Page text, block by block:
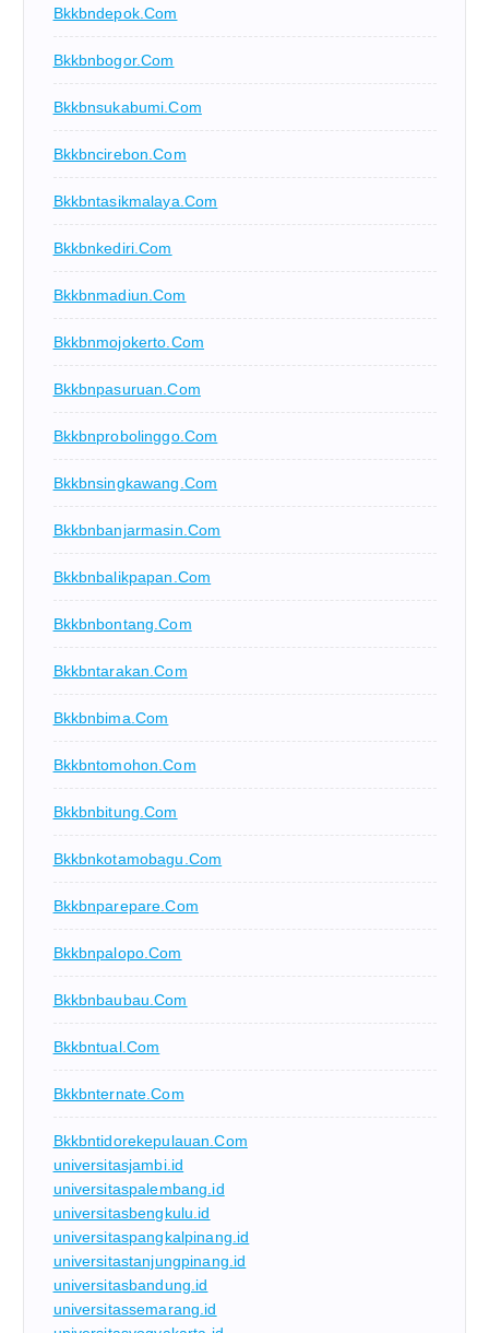
Bkkbndepok.com
Bkkbnbogor.com
Bkkbnsukabumi.com
Bkkbncirebon.com
Bkkbntasikmalaya.com
Bkkbnkediri.com
Bkkbnmadiun.com
Bkkbnmojokerto.com
Bkkbnpasuruan.com
Bkkbnprobolinggo.com
Bkkbnsingkawang.com
Bkkbnbanjarmasin.com
Bkkbnbalikpapan.com
Bkkbnbontang.com
Bkkbntarakan.com
Bkkbnbima.com
Bkkbntomohon.com
Bkkbnbitung.com
Bkkbnkotamobagu.com
Bkkbnparepare.com
Bkkbnpalopo.com
Bkkbnbaubau.com
Bkkbntual.com
Bkkbnternate.com
Bkkbntidorekepulauan.com
universitasjambi.id
universitaspalembang.id
universitasbengkulu.id
universitaspangkalpinang.id
universitastanjungpinang.id
universitasbandung.id
universitassemarang.id